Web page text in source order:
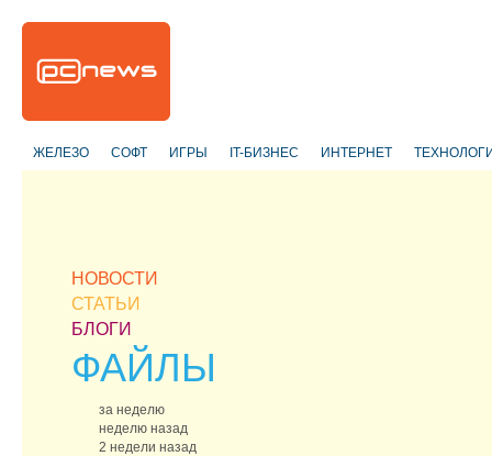
ЖЕЛЕЗО СОФТ ИГРЫ IT-БИЗНЕС ИНТЕРНЕТ
НОВОСТИ
СТАТЬИ
БЛОГИ
ФАЙЛЫ
за неделю
неделю назад
2 недели назад